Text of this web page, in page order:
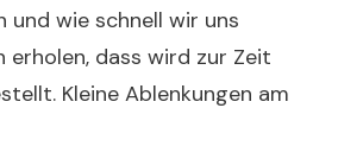
und wie schnell wir uns
erholen, dass wird zur Zeit
Kleine Ablenkungen am